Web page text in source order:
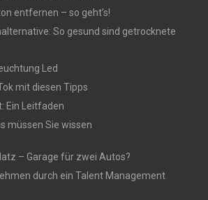
entfernen – so geht’s!
So gesund sind getrocknete
Led
mit diesen Tipps
Ein Leitfaden
müssen Sie wissen
– Garage für zwei Autos?
durch ein Talent Management